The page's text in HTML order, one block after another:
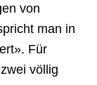
von
man in
Für
völlig